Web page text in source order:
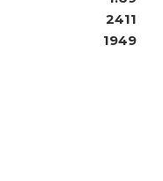
2411
1949